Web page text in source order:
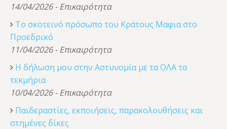
14/04/2026 - Επικαιρότητα
Το σκοτεινό πρόσωπο του Κράτους Μαφια στο
Προεδρικό
11/04/2026 - Επικαιρότητα
Η δήλωση μου στην Αστυνομία με τα ΟΛΑ τα
τεκμήρια
10/04/2026 - Επικαιρότητα
Παιδεραστίες, εκποιήσεις, παρακολουθήσεις και
στημένες δίκες